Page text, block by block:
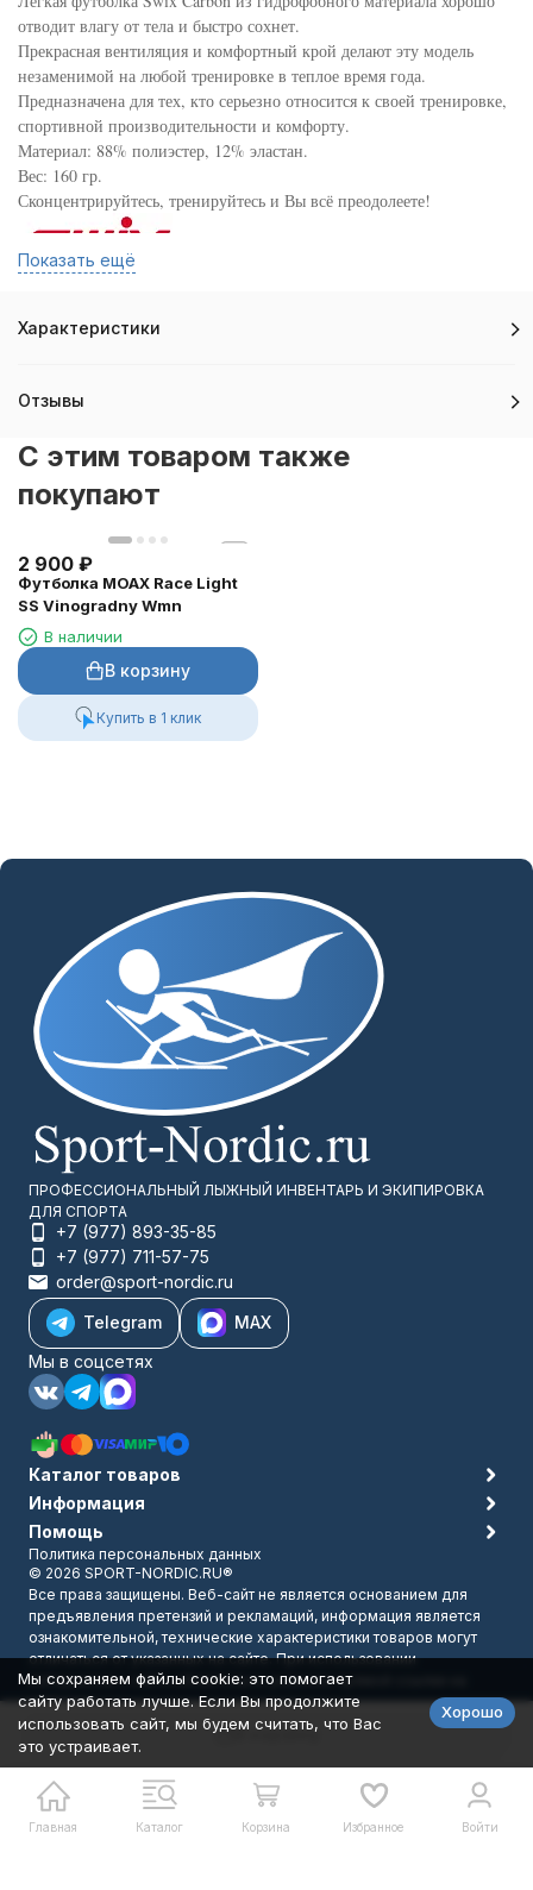
В корзину
отводит влагу от тела и быстро сохнет.
Прекрасная вентиляция и комфортный крой делают эту модель
незаменимой на любой тренировке в теплое время года.
Предназначена для тех, кто серьезно относится к своей тренировке,
спортивной производительности и комфорту.
Материал: 88% полиэстер, 12% эластан.
Вес: 160 гр.
Сконцентрируйтесь, тренируйтесь и Вы всё преодолеете!
Показать ещё
Характеристики
Отзывы
C этим товаром также
покупают
2 900 ₽
Футболка MOAX Race Light
SS Vinogradny Wmn
В наличии
В корзину
Купить в 1 клик
Главная Каталог Корзина Избранное Войти
ПРОФЕССИОНАЛЬНЫЙ ЛЫЖНЫЙ ИНВЕНТАРЬ И ЭКИПИРОВКА
ДЛЯ СПОРТА
+7 (977) 893-35-85
+7 (977) 711-57-75
order@sport-nordic.ru
Telegram
MAX
Мы в соцсетях
Каталог товаров
Информация
Помощь
Политика персональных данных
© 2026 SPORT-NORDIC.RU®
Все права защищены. Веб-сайт не является основанием для
предъявления претензий и рекламаций, информация является
ознакомительной, технические характеристики товаров могут
отличаться от указанных на сайте. При использовании
материалов с сайта обязательно указание прямой ссылки на
источник.
Разработано вbodysite.ru
Мы сохраняем файлы cookie: это помогает
сайту работать лучше. Если Вы продолжите
использовать сайт, мы будем считать, что Вас
это устраивает.
Хорошо